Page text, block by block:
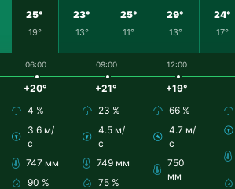
25°
19°
23°
13°
25°
11°
29°
13°
24°
17°
06:00
+20°
4 %
3.6 м/
с
747 мм
90 %
09:00
+21°
23 %
4.5 м/
с
749 мм
75 %
12:00
+19°
66 %
4.7 м/
с
750
мм